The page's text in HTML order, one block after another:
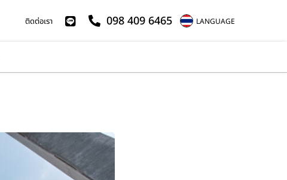
ติดต่อเรา 098 409 6465 LANGUAGE